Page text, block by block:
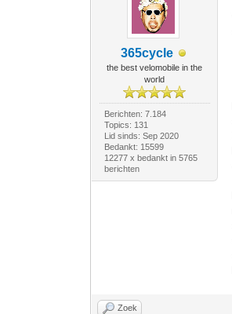
365cycle
the best velomobile in the
world
Berichten: 7.184
Topics: 131
Lid sinds: Sep 2020
Bedankt: 15599
12277 x bedankt in 5765
berichten
Zoek